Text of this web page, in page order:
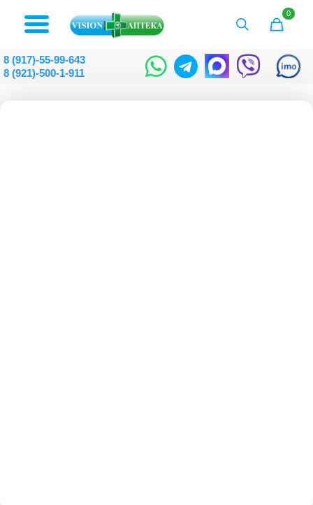
0
8 (917)-55-99-643
8 (921)-500-1-911